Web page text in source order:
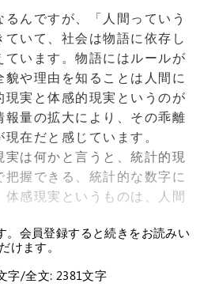
んですが、「人間っていう
いて、社会は物語に依存し
います。物語にはルールが
や理由を知ることは人間に
実と体感的現実というのが
量の拡大により、その乖離
在だと感じています。
は何かと言うと、統計的現
握できる、統計的な数字に
感現実というものは、人間
。会員登録すると続きをお読みい
けます。
字/全文: 2381文字